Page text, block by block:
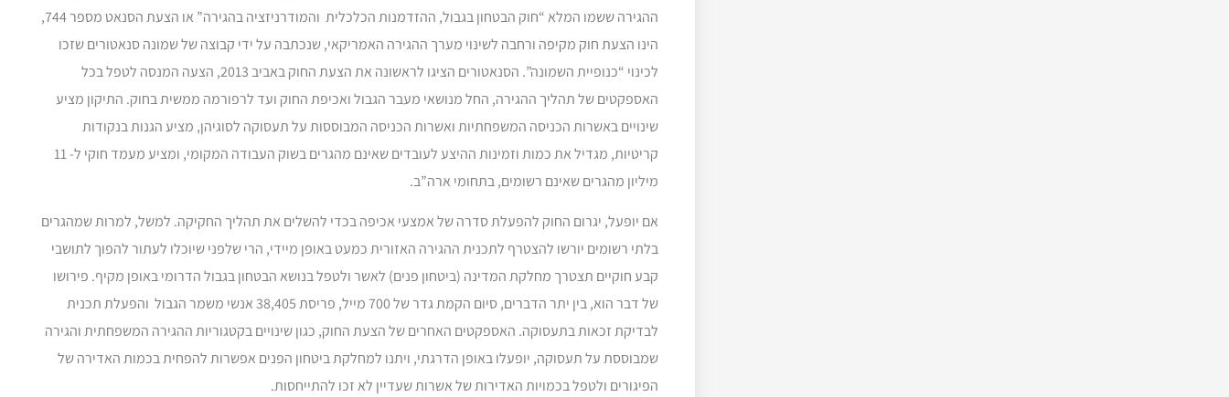
ההגירה ששמו המלא “חוק הבטחון בגבול, ההזדמנות הכלכלית והמודרניזציה בהגירה” או הצעת הסנאט מספר 744,
הינו הצעת חוק מקיפה ורחבה לשינוי מערך ההגירה האמריקאי, שנכתבה על ידי קבוצה של שמונה סנאטורים שזכו
לכינוי “כנופיית השמונה”. הסנאטורים הציגו לראשונה את הצעת החוק באביב 2013, הצעה המנסה לטפל בכל
האספקטים של תהליך ההגירה, החל מנושאי מעבר הגבול ואכיפת החוק ועד לרפורמה ממשית בחוק. התיקון מציע
שינויים באשרות הכניסה המשפחתיות ואשרות הכניסה המבוססות על תעסוקה לסוגיהן, מציע הגנות בנקודות
קריטיות, מגדיל את כמות וזמינות ההיצע לעובדים שאינם מהגרים בשוק העבודה המקומי, ומציע מעמד חוקי ל- 11
מיליון מהגרים שאינם רשומים, בתחומי ארה”ב.
אם יופעל, יגרום החוק להפעלת סדרה של אמצעי אכיפה בכדי להשלים את תהליך החקיקה. למשל, למרות שמהגרים
בלתי רשומים יורשו להצטרף לתכנית ההגירה האזורית כמעט באופן מיידי, הרי שלפני שיוכלו לעתור להפוך לתושבי
קבע חוקיים תצטרך מחלקת המדינה (ביטחון פנים) לאשר ולטפל בנושא הבטחון בגבול הדרומי באופן מקיף. פירושו
של דבר הוא, בין יתר הדברים, סיום הקמת גדר של 700 מייל, פריסת 38,405 אנשי משמר הגבול והפעלת תכנית
לבדיקת זכאות בתעסוקה. האספקטים האחרים של הצעת החוק, כגון שינויים בקטגוריות ההגירה המשפחתית והגירה
שמבוססת על תעסוקה, יופעלו באופן הדרגתי, ויתנו למחלקת ביטחון הפנים אפשרות להפחית בכמות האדירה של
הפיגורים ולטפל בכמויות האדירות של אשרות שעדיין לא זכו להתייחסות.